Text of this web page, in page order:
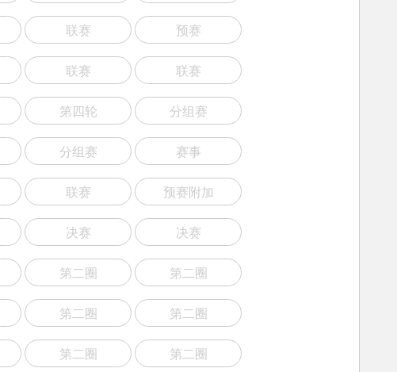
联赛 预赛
联赛 联赛
第四轮 分组赛
分组赛 赛事
联赛 预赛附加
决赛 决赛
第二圈 第二圈
第二圈 第二圈
第二圈 第二圈